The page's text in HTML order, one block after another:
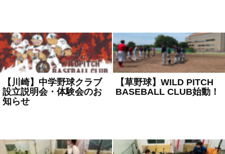
【川崎】中学野球クラブ
設立説明会・体験会のお
知らせ
【草野球】WILD PITCH
BASEBALL CLUB始動！